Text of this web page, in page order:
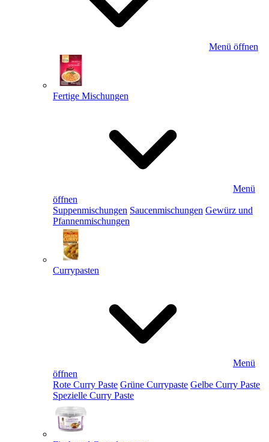
Menü öffnen
Fertige Mischungen
Menü
öffnen
Suppenmischungen Saucenmischungen Gewürz und
Pfannenmischungen
Currypasten
Menü
öffnen
Rote Curry Paste Grüne Currypaste Gelbe Curry Paste
Spezielle Curry Paste